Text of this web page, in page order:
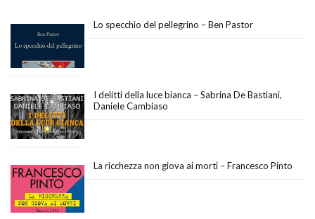
Lo specchio del pellegrino – Ben Pastor
I delitti della luce bianca – Sabrina De Bastiani,
Daniele Cambiaso
La ricchezza non giova ai morti – Francesco Pinto